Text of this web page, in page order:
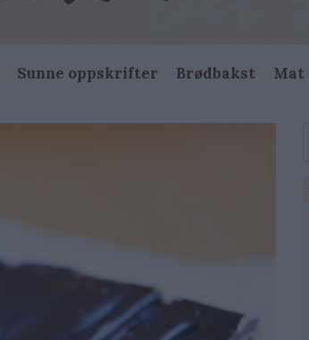
Sunne oppskrifter Brødbakst Mat